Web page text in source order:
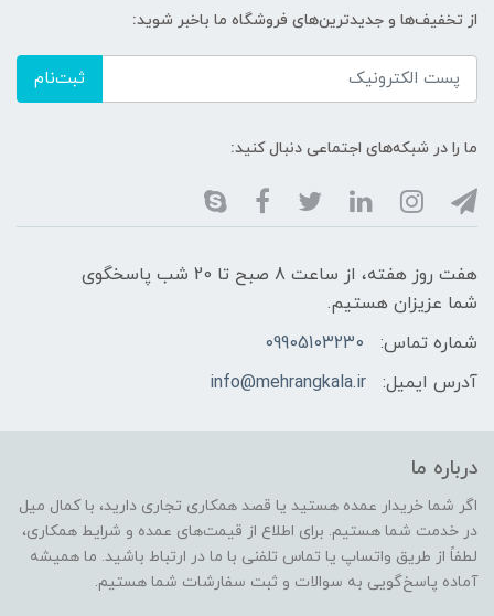
از تخفیف‌ها و جدیدترین‌های فروشگاه ما باخبر شوید:
ثبت‌نام
ما را در شبکه‌های اجتماعی دنبال کنید:
هفت روز هفته، از ساعت 8 صبح تا 20 شب پاسخگوی
شما عزیزان هستیم.
شماره تماس:
09905103230
آدرس ایمیل:
info@mehrangkala.ir
درباره ما
اگر شما خریدار عمده هستید یا قصد همکاری تجاری دارید، با کمال میل
در خدمت شما هستیم. برای اطلاع از قیمت‌های عمده و شرایط همکاری،
لطفاً از طریق واتساپ یا تماس تلفنی با ما در ارتباط باشید. ما همیشه
آماده پاسخ‌گویی به سوالات و ثبت سفارشات شما هستیم.